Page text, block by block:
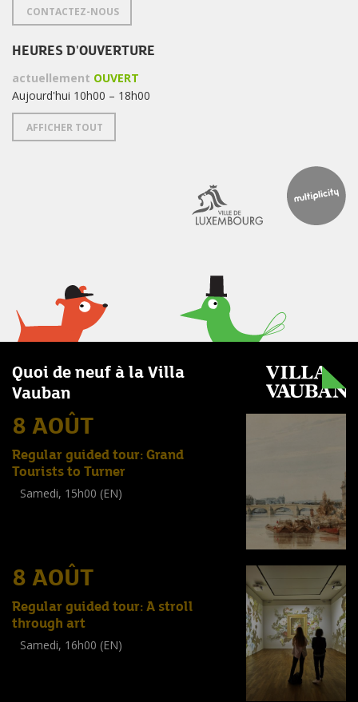
CONTACTEZ-NOUS
HEURES D'OUVERTURE
actuellement OUVERT
Aujourd'hui 10h00 – 18h00
AFFICHER TOUT
Quoi de neuf à la Villa
Vauban
8 AOÛT
Regular guided tour: Grand
Tourists to Turner
Samedi, 15h00 (EN)
8 AOÛT
Regular guided tour: A stroll
through art
Samedi, 16h00 (EN)